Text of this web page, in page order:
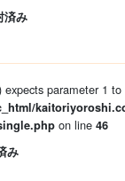
済み
expects parameter 1
on line 46
み